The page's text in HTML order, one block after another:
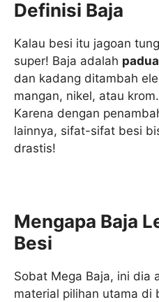
Definisi Baja
Kalau besi itu jagoan
super! Baja adalah
dan kadang ditambah
mangan, nikel, atau
Karena dengan
lainnya, sifat-sifat besi
drastis!
Mengapa Baja
Besi
Sobat Mega Baja, ini dia
material pilihan utama di